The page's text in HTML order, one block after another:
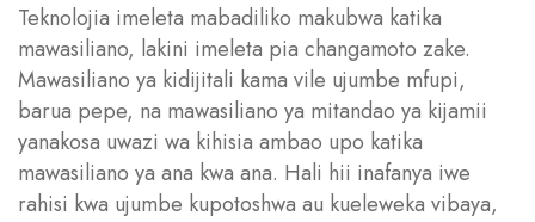
Teknolojia imeleta mabadiliko makubwa katika
mawasiliano, lakini imeleta pia changamoto zake.
Mawasiliano ya kidijitali kama vile ujumbe mfupi,
barua pepe, na mawasiliano ya mitandao ya kijamii
yanakosa uwazi wa kihisia ambao upo katika
mawasiliano ya ana kwa ana. Hali hii inafanya iwe
rahisi kwa ujumbe kupotoshwa au kueleweka vibaya,